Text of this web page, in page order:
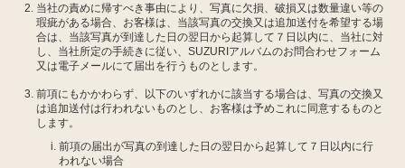
当社の責めに帰すべき事由により、写真に欠損、破損又は数量違い等の
瑕疵がある場合、お客様は、当該写真の交換又は追加送付を希望する場
合は、当該写真が到達した日の翌日から起算して７日以内に、当社に対
し、当社所定の手続きに従い、SUZURIアルバムのお問合わせフォーム
又は電子メールにて届出を行うものとします。
前項にもかかわらず、以下のいずれかに該当する場合は、写真の交換又
は追加送付は行われないものとし、お客様は予めこれに同意するものと
します。
前項の届出が写真の到達した日の翌日から起算して７日以内に行
われない場合